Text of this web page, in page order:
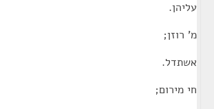
עליהן.
מ' רוזן;
אשתדל.
חי מירום;